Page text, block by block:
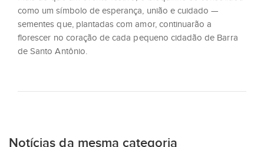
como um símbolo de esperança, união e cuidado —
sementes que, plantadas com amor, continuarão a
florescer no coração de cada pequeno cidadão de Barra
de Santo Antônio.
Notícias da mesma categoria